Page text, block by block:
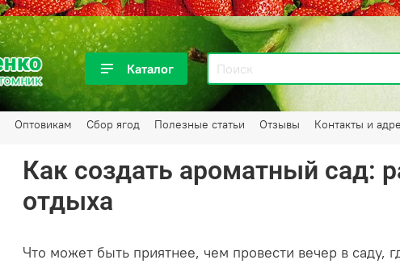
Каталог
Оптовикам Сбор ягод Полезные статьи Отзывы Контакты и
Как создать ароматный сад:
отдыха
Что может быть приятнее, чем провести вечер в саду,